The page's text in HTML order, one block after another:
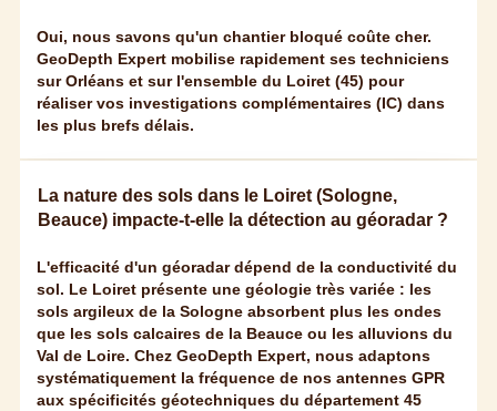
Oui, nous savons qu'un chantier bloqué coûte cher.
GeoDepth Expert mobilise rapidement ses techniciens
sur Orléans et sur l'ensemble du Loiret (45) pour
réaliser vos investigations complémentaires (IC) dans
les plus brefs délais.
La nature des sols dans le Loiret (Sologne,
Beauce) impacte-t-elle la détection au géoradar ?
L'efficacité d'un géoradar dépend de la conductivité du
sol. Le Loiret présente une géologie très variée : les
sols argileux de la Sologne absorbent plus les ondes
que les sols calcaires de la Beauce ou les alluvions du
Val de Loire. Chez GeoDepth Expert, nous adaptons
systématiquement la fréquence de nos antennes GPR
aux spécificités géotechniques du département 45